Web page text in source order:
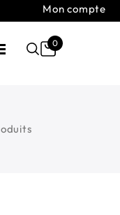
Mon compte
0